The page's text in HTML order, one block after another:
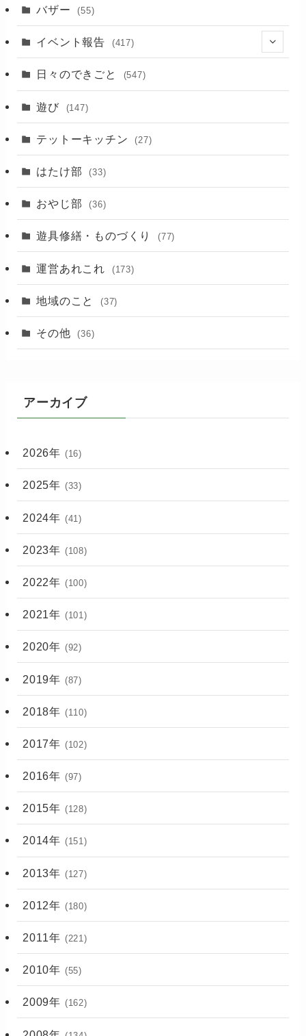
バザー (55)
イベント報告 (417)
(2)
(3)
日々のできごと (547)
遊び (147)
テットーキッチン (27)
はたけ部 (33)
おやじ部 (36)
遊具修繕・ものづくり (77)
運営あれこれ (173)
地域のこと (37)
その他 (36)
アーカイブ
2026年 (16)
2025年 (33)
2024年 (41)
2023年 (108)
2022年 (100)
2021年 (101)
2020年 (92)
2019年 (87)
2018年 (110)
2017年 (102)
2016年 (97)
2015年 (128)
2014年 (151)
2013年 (127)
2012年 (180)
2011年 (221)
2010年 (55)
2009年 (162)